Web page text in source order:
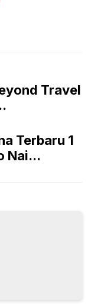
Travel
Terbaru 1
Nai...